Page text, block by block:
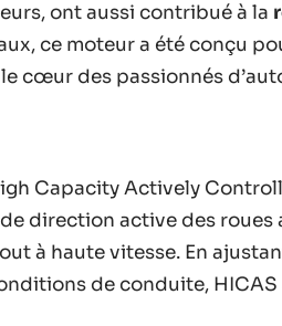
ont aussi contribué à la
ce moteur a été conçu
cœur des passionnés
Capacity Actively
direction active des
à haute vitesse. En
de conduite,